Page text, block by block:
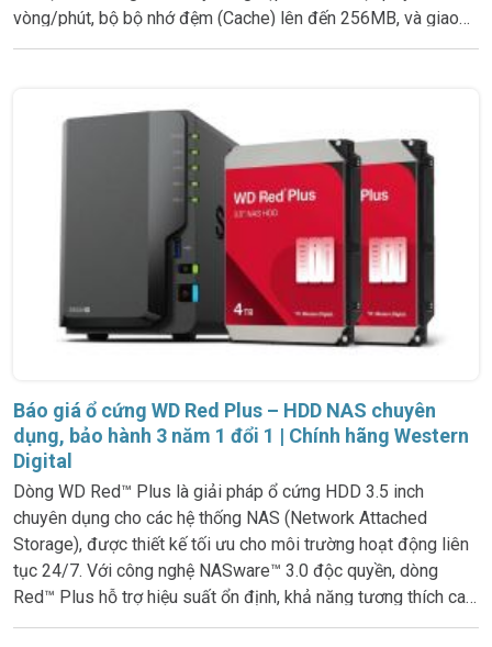
vòng/phút, bộ bộ nhớ đệm (Cache) lên đến 256MB, và giao
tiếp SATA 6Gb/s, WD Black mang lại hiệu suất tối đa cho
Báo giá ổ cứng WD Red Plus – HDD NAS chuyên
dụng, bảo hành 3 năm 1 đổi 1 | Chính hãng Western
Digital
Dòng WD Red™ Plus là giải pháp ổ cứng HDD 3.5 inch
chuyên dụng cho các hệ thống NAS (Network Attached
Storage), được thiết kế tối ưu cho môi trường hoạt động liên
tục 24/7. Với công nghệ NASware™ 3.0 độc quyền, dòng
Red™ Plus hỗ trợ hiệu suất ổn định, khả năng tương thích cao
và khả năng vận hành bền bỉ trong hệ thống nhiều ổ đĩa. WD